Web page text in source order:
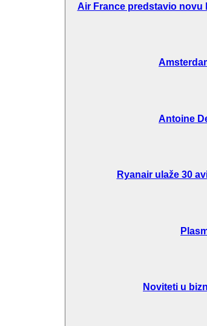
Air France predstavio novu
Antoine
Ryanair ulaže 30
Noviteti u